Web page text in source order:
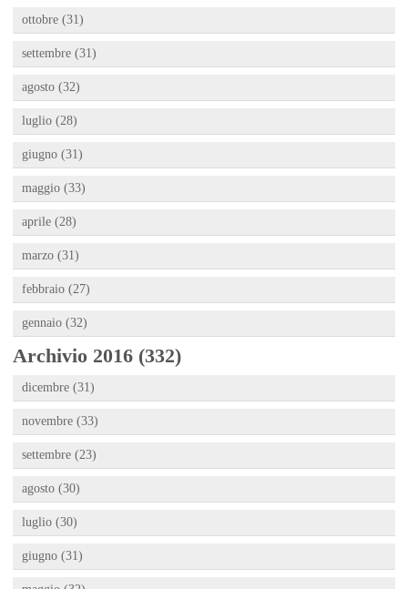
ottobre (31)
settembre (31)
agosto (32)
luglio (28)
giugno (31)
maggio (33)
aprile (28)
marzo (31)
febbraio (27)
gennaio (32)
Archivio 2016 (332)
dicembre (31)
novembre (33)
settembre (23)
agosto (30)
luglio (30)
giugno (31)